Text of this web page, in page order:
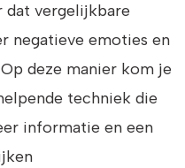
dat vergelijkbare
negatieve emoties en
deze manier kom je
techniek die
informatie en een